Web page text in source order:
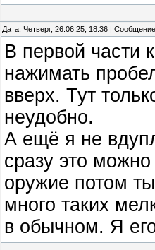
Дата: Четверг, 26.06.25, 18:36 |
В первой части
нажимать
вверх. Тут
неудобно.
А ещё я не
сразу это
оружие потом
много таких
в обычном. Я